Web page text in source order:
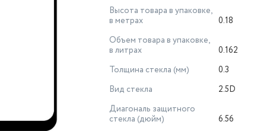
Высота товара в упаковке,
в метрах
0.18
Объем товара в упаковке,
в литрах
0.162
Толщина стекла (мм)
0.3
Вид стекла
2.5D
Диагональ защитного
стекла (дюйм)
6.56